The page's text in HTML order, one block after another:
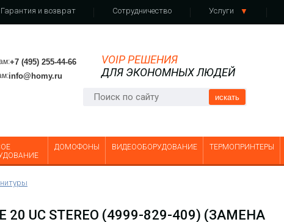
Гарантия и возврат Сотрудничество Услуги
+7 (495) 255-44-66
info@homy.ru
VOIP РЕШЕНИЯ
ДЛЯ ЭКОНОМНЫХ ЛЮДЕЙ
искать
ДОМОФОНЫ ВИДЕООБОРУДОВАНИЕ ТЕРМОПРИНТЕРЫ
UC STEREO (4999-829-409) (ЗАМЕНА